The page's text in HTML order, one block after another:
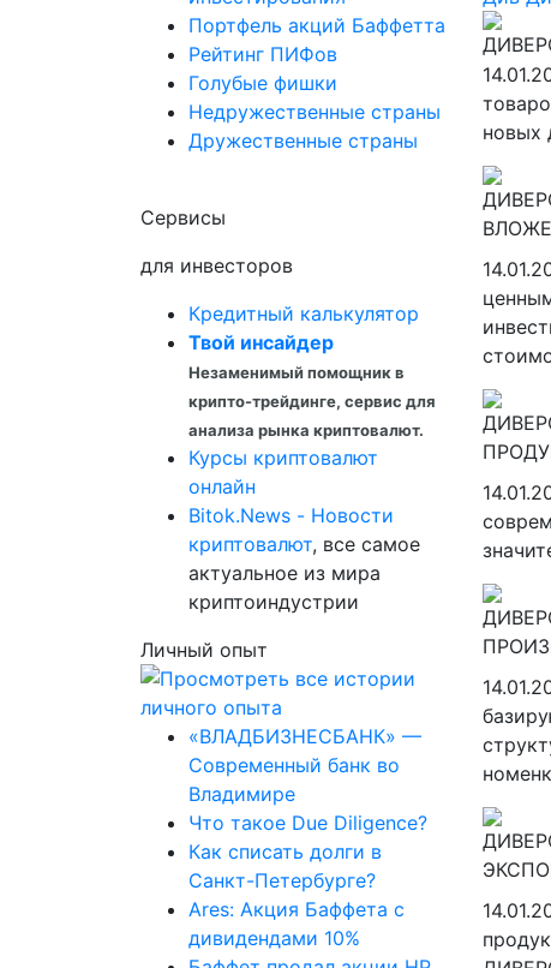
Портфель акций Баффетта
Рейтинг ПИФов
Голубые фишки
Недружественные страны
Дружественные страны
Сервисы
для инвесторов
Кредитный калькулятор
Твой инсайдер
Незаменимый помощник в
крипто-трейдинге, сервис для
анализа рынка криптовалют.
Курсы криптовалют
онлайн
Bitok.News - Новости
криптовалют, все самое
актуальное из мира
криптоиндустрии
Личный опыт
«ВЛАДБИЗНЕСБАНК» —
Современный банк во
Владимире
Что такое Due Diligence?
Как списать долги в
Санкт-Петербурге?
Ares: Акция Баффета с
дивидендами 10%
новых